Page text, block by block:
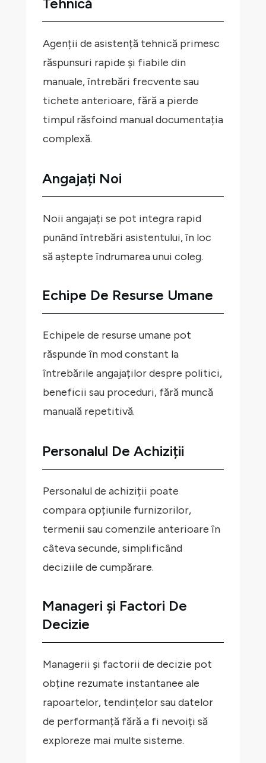
Agenții de asistență tehnică primesc
răspunsuri rapide și fiabile din
manuale, întrebări frecvente sau
tichete anterioare, fără a pierde
timpul răsfoind manual documentația
complexă.
Angajați Noi
Noii angajați se pot integra rapid
punând întrebări asistentului, în loc
să aștepte îndrumarea unui coleg.
Echipe De Resurse Umane
Echipele de resurse umane pot
răspunde în mod constant la
întrebările angajaților despre politici,
beneficii sau proceduri, fără muncă
manuală repetitivă.
Personalul De Achiziții
Personalul de achiziții poate
compara opțiunile furnizorilor,
termenii sau comenzile anterioare în
câteva secunde, simplificând
deciziile de cumpărare.
Manageri și Factori De
Decizie
Managerii și factorii de decizie pot
obține rezumate instantanee ale
rapoartelor, tendințelor sau datelor
de performanță fără a fi nevoiți să
exploreze mai multe sisteme.